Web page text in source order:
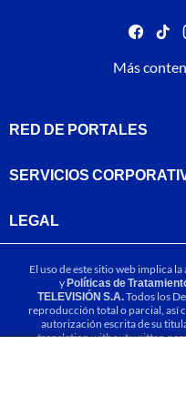
Más
RED DE PORTALES
SERVICIOS
LEGAL
El uso de este sitio web implica
yPolíticas de
TELEVISIÓN S.A.Todos los
reproducción total o parcial, así
autorización escrita de su
translation without written